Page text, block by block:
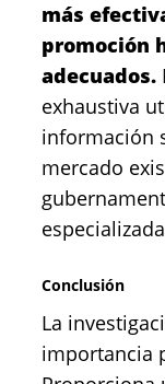
más
promoción
adecuados.
exhaustiva
información
mercado
Conclusión
La
importancia